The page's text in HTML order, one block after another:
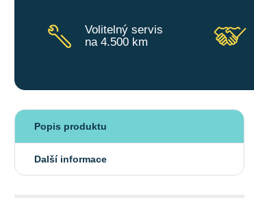
Volitelný servis
na 4.500 km
Popis produktu
Další informace